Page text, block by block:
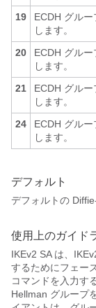
19
ECDH グル
します。
20
ECDH グル
します。
21
ECDH グル
します。
24
ECDH グル
します。
デフォルト
デフォルトの
使用上のガイド
IKEv2 SA は、
するためにフェー
コマンドを入力す
Hellman グループ